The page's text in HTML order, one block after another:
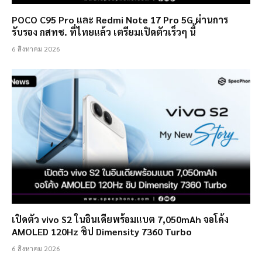
POCO C95 Pro และ Redmi Note 17 Pro 5G ผ่านการ
รับรอง กสทช. ที่ไทยแล้ว เตรียมเปิดตัวเร็วๆ นี้
6 สิงหาคม 2026
เปิดตัว vivo S2 ในอินเดียพร้อมแบต 7,050mAh จอโค้ง
AMOLED 120Hz ชิป Dimensity 7360 Turbo
6 สิงหาคม 2026